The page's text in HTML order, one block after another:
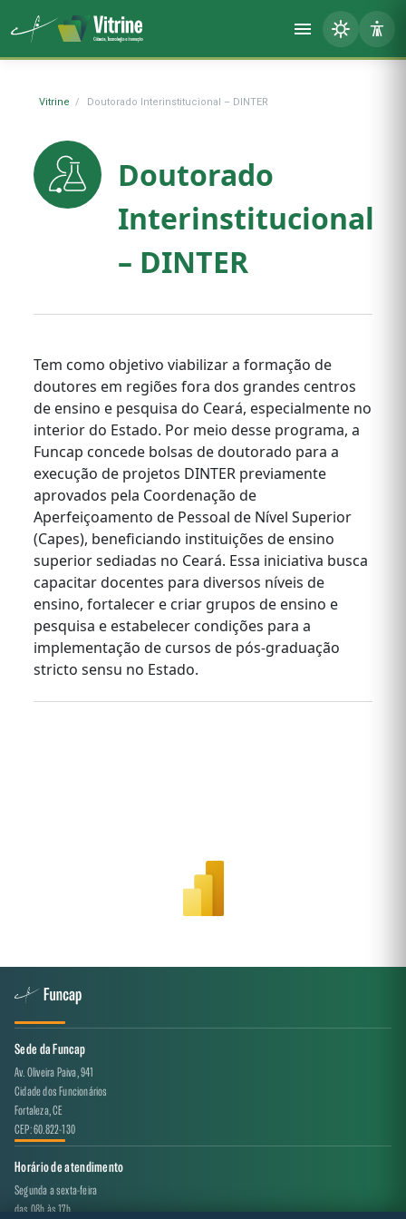
Vitrine Doutorado Interinstitucional – DINTER
Doutorado
Interinstitucional
– DINTER
Tem como objetivo viabilizar a formação de
doutores em regiões fora dos grandes centros
de ensino e pesquisa do Ceará, especialmente no
interior do Estado. Por meio desse programa, a
Funcap concede bolsas de doutorado para a
execução de projetos DINTER previamente
aprovados pela Coordenação de
Aperfeiçoamento de Pessoal de Nível Superior
(Capes), beneficiando instituições de ensino
superior sediadas no Ceará. Essa iniciativa busca
capacitar docentes para diversos níveis de
ensino, fortalecer e criar grupos de ensino e
pesquisa e estabelecer condições para a
implementação de cursos de pós-graduação
stricto sensu no Estado.
Sede da Funcap
Av. Oliveira Paiva, 941
Cidade dos Funcionários
Fortaleza, CE
CEP: 60.822-130
Horário de atendimento
Segunda a sexta-feira
das 08h às 17h